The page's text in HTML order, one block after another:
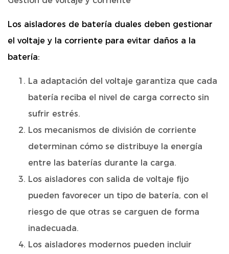
Los aisladores de batería duales deben gestionar
el voltaje y la corriente para evitar daños a la
batería:
La adaptación del voltaje garantiza que cada
batería reciba el nivel de carga correcto sin
sufrir estrés.
Los mecanismos de división de corriente
determinan cómo se distribuye la energía
entre las baterías durante la carga.
Los aisladores con salida de voltaje fijo
pueden favorecer un tipo de batería, con el
riesgo de que otras se carguen de forma
inadecuada.
Los aisladores modernos pueden incluir